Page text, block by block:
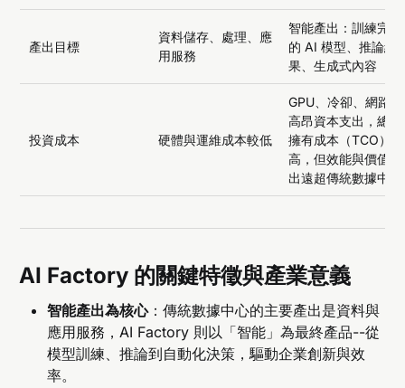
產出目標
資料儲存、處理、應
用服務
智能產出：訓練完成
的 AI 模型、推論結
果、生成式內容
投資成本 硬體與運維成本較低
GPU、冷卻、網路等
高昂資本支出，總體
擁有成本（TCO）
高，但效能與價值產
出遠超傳統數據中心
AI Factory 的關鍵特徵與產業意義
智能產出為核心：傳統數據中心的主要產出是資料與
應用服務，AI Factory 則以「智能」為最終產品--從
模型訓練、推論到自動化決策，驅動企業創新與效
率。